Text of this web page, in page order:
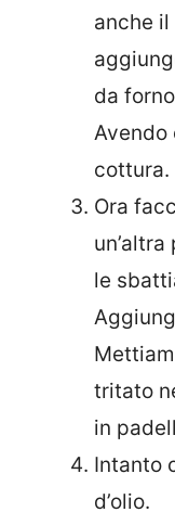
anche il
da
Avendo
cottura.
Ora
le
tritato
in
Intanto
d’olio.